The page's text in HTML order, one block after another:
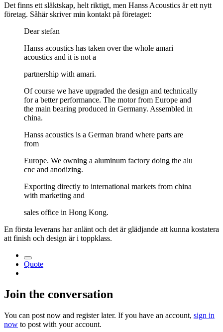
Det finns ett släktskap, helt riktigt, men Hanss Acoustics är ett nytt
företag. Såhär skriver min kontakt på företaget:
Dear stefan
Hanss acoustics has taken over the whole amari
acoustics and it is not a
partnership with amari.
Of course we have upgraded the design and technically
for a better performance. The motor from Europe and
the main bearing produced in Germany. Assembled in
china.
Hanss acoustics is a German brand where parts are
from
Europe. We owning a aluminum factory doing the alu
cnc and anodizing.
Exporting directly to international markets from china
with marketing and
sales office in Hong Kong.
En första leverans har anlänt och det är glädjande att kunna kostatera
att finish och design är i toppklass.
Quote
Join the conversation
You can post now and register later. If you have an account, sign in
now to post with your account.